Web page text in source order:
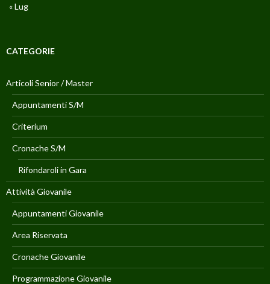
« Lug
CATEGORIE
Articoli Senior / Master
Appuntamenti S/M
Criterium
Cronache S/M
Rifondaroli in Gara
Attività Giovanile
Appuntamenti Giovanile
Area Riservata
Cronache Giovanile
Programmazione Giovanile